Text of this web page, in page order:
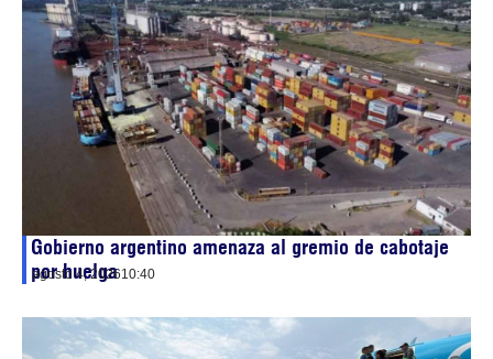
Gobierno argentino amenaza al gremio de cabotaje
por huelga
agosto 4, 202610:40